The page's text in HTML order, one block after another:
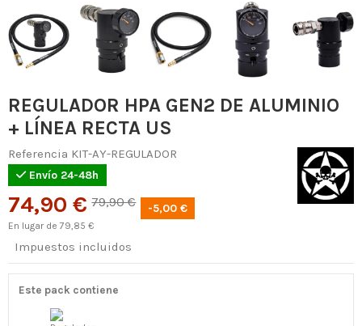
REGULADOR HPA GEN2 DE ALUMINIO
+ LÍNEA RECTA US
Referencia KIT-AY-REGULADOR
Envío 24-48h
74,90 € 79,90 € -5,00 €
En lugar de 79,85 €
Impuestos incluidos
Este pack contiene